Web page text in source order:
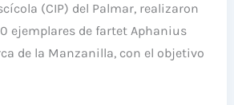
(CIP) del Palmar, realizaron
ejemplares de fartet Aphanius
de la Manzanilla, con el objetivo